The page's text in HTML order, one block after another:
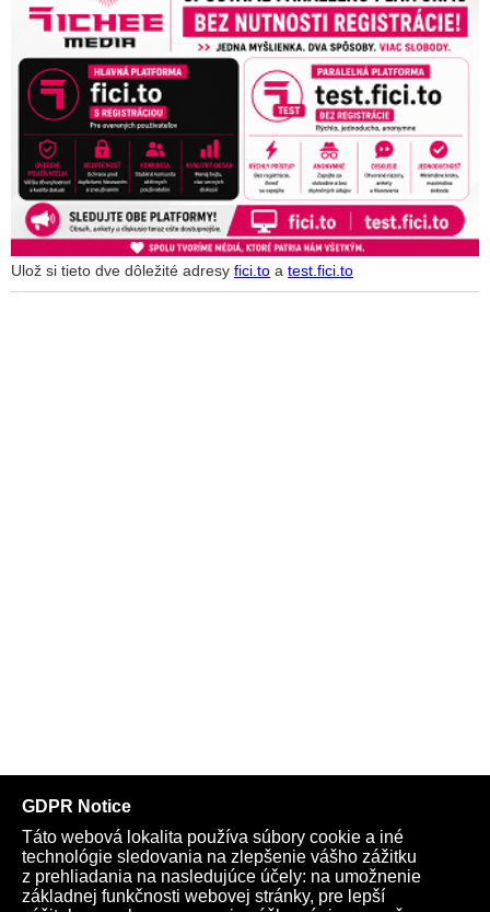
Ulož si tieto dve dôležité adresy fici.to a test.fici.to